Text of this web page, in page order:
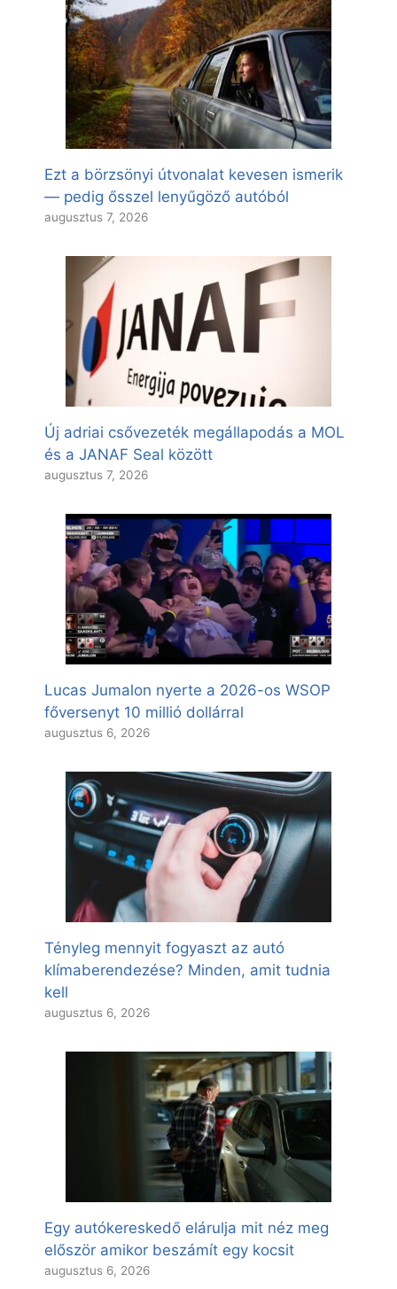
Ezt a börzsönyi útvonalat kevesen ismerik
— pedig ősszel lenyűgöző autóból
augusztus 7, 2026
Új adriai csővezeték megállapodás a MOL
és a JANAF Seal között
augusztus 7, 2026
Lucas Jumalon nyerte a 2026-os WSOP
főversenyt 10 millió dollárral
augusztus 6, 2026
Tényleg mennyit fogyaszt az autó
klímaberendezése? Minden, amit tudnia
kell
augusztus 6, 2026
Egy autókereskedő elárulja mit néz meg
először amikor beszámít egy kocsit
augusztus 6, 2026